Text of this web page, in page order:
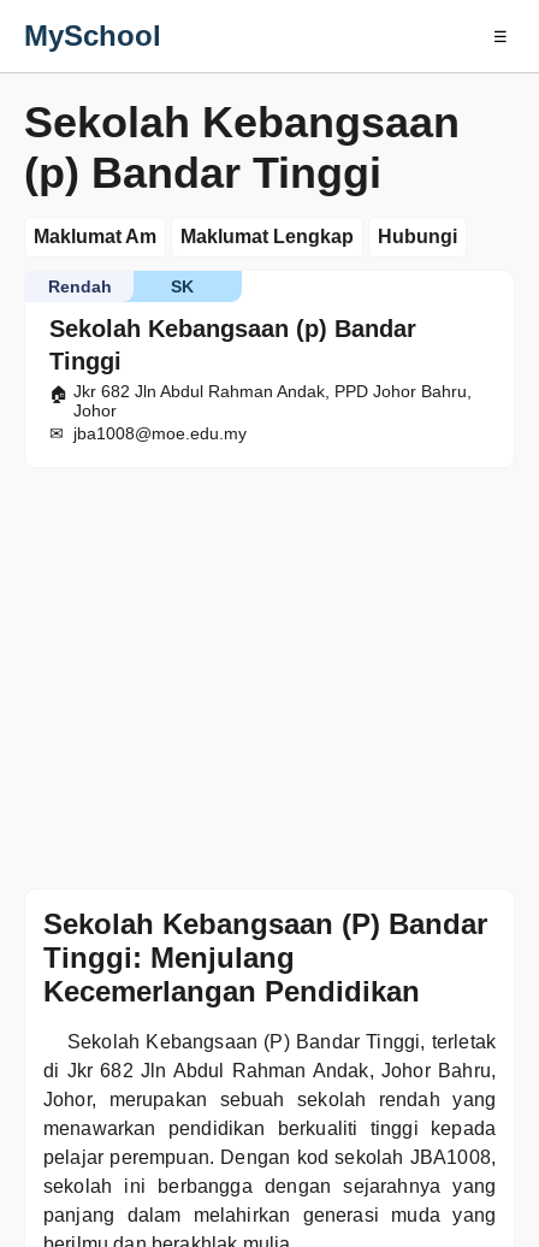
MySchool ☰
Sekolah Kebangsaan
(p) Bandar Tinggi
Maklumat Am Maklumat Lengkap Hubungi
Sekolah Kebangsaan (p) Bandar
Tinggi
SK
Rendah
Jkr 682 Jln Abdul Rahman Andak, PPD Johor Bahru,
Johor
jba1008@moe.edu.my
Sekolah Kebangsaan (P) Bandar
Tinggi: Menjulang
Kecemerlangan Pendidikan
Sekolah Kebangsaan (P) Bandar Tinggi, terletak
di Jkr 682 Jln Abdul Rahman Andak, Johor Bahru,
Johor, merupakan sebuah sekolah rendah yang
menawarkan pendidikan berkualiti tinggi kepada
pelajar perempuan. Dengan kod sekolah JBA1008,
sekolah ini berbangga dengan sejarahnya yang
panjang dalam melahirkan generasi muda yang